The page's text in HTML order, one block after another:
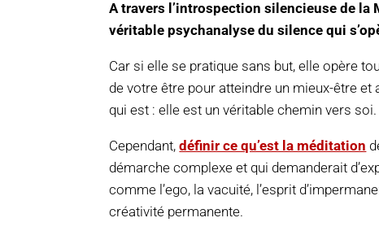
A travers l’introspection silencieuse de la
véritable psychanalyse du silence qui
Car si elle se pratique sans but, elle opère
de votre être pour atteindre un mieux-être et
qui est : elle est un véritable chemin vers soi.
Cependant,définir ce qu’est la méditation
démarche complexe et qui demanderait
comme l’ego, la vacuité, l’esprit
créativité permanente.